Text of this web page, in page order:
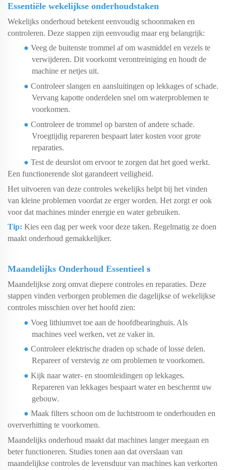
Essentiële wekelijkse onderhoudstaken
Wekelijks onderhoud betekent eenvoudig schoonmaken en
controleren. Deze stappen zijn eenvoudig maar erg belangrijk:
● Veeg de buitenste trommel af om wasmiddel en vezels te
verwijderen. Dit voorkomt verontreiniging en houdt de
machine er netjes uit.
● Controleer slangen en aansluitingen op lekkages of schade.
Vervang kapotte onderdelen snel om waterproblemen te
voorkomen.
● Controleer de trommel op barsten of andere schade.
Vroegtijdig repareren bespaart later kosten voor grote
reparaties.
● Test de deurslot om ervoor te zorgen dat het goed werkt.
Een functionerende slot garandeert veiligheid.
Het uitvoeren van deze controles wekelijks helpt bij het vinden
van kleine problemen voordat ze erger worden. Het zorgt er ook
voor dat machines minder energie en water gebruiken.
Tip: Kies een dag per week voor deze taken. Regelmatig ze doen
maakt onderhoud gemakkelijker.
Maandelijks Onderhoud Essentieel s
Maandelijkse zorg omvat diepere controles en reparaties. Deze
stappen vinden verborgen problemen die dagelijkse of wekelijkse
controles misschien over het hoofd zien:
● Voeg lithiumvet toe aan de hoofdbearinghuis. Als
machines veel werken, vet ze vaker in.
● Controleer elektrische draden op schade of losse delen.
Repareer of verstevig ze om problemen te voorkomen.
● Kijk naar water- en stoomleidingen op lekkages.
Repareren van lekkages bespaart water en beschermt uw
gebouw.
● Maak filters schoon om de luchtstroom te onderhouden en
oververhitting te voorkomen.
Maandelijks onderhoud maakt dat machines langer meegaan en
beter functioneren. Studies tonen aan dat overslaan van
maandelijkse controles de levensduur van machines kan verkorten